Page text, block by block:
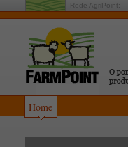
Rede AgriPoint:
Home